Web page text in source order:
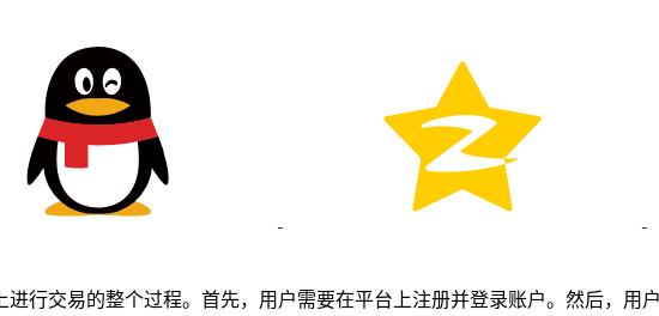
行交易的整个过程。首先，用户需要在平台上注册并登录账户。然后，用